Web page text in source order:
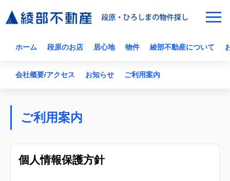
ホーム 段原のお店 居心地 物件 綾部不動産について
会社概要/アクセス お知らせ ご利用案内
ご利用案内
個人情報保護方針